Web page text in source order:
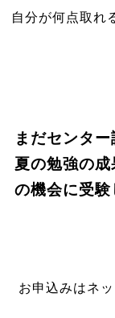
自分が何点取れ
まだセンタ
夏の勉強の
の機会に受験
お申込みはネ